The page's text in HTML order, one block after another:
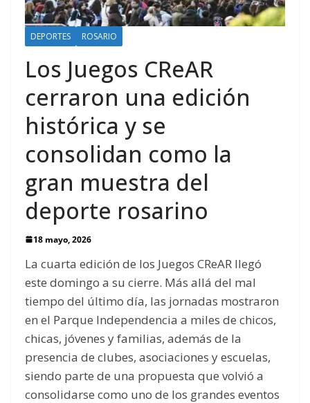
DEPORTES ROSARIO
Los Juegos CReAR
cerraron una edición
histórica y se
consolidan como la
gran muestra del
deporte rosarino
18 mayo, 2026
La cuarta edición de los Juegos CReAR llegó
este domingo a su cierre. Más allá del mal
tiempo del último día, las jornadas mostraron
en el Parque Independencia a miles de chicos,
chicas, jóvenes y familias, además de la
presencia de clubes, asociaciones y escuelas,
siendo parte de una propuesta que volvió a
consolidarse como uno de los grandes eventos